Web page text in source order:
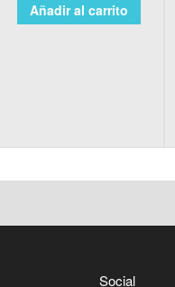
Añadir al carrito
Social